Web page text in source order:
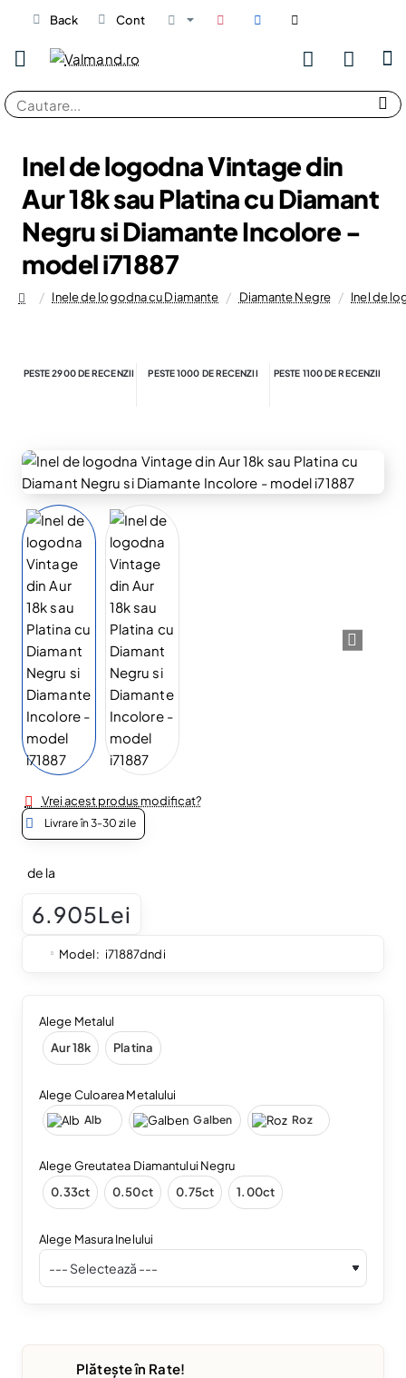
Back Cont
Cautare...
Inel de logodna Vintage din
Aur 18k sau Platina cu Diamant
Negru si Diamante Incolore -
model i71887
Inele de logodna cu Diamante Diamante Negre Inel de
PESTE 2900 DE RECENZII PESTE 1000 DE RECENZII PESTE 1100 DE RECENZII
Vrei acest produs modificat?
Livrare în 3-30 zile
de la
6.905Lei
Model: i71887dndi
Alege Metalul
Aur 18k
Platina
Alege Culoarea Metalului
Alb Galben Roz
Alege Greutatea Diamantului Negru
0.33ct
0.50ct 0.75ct 1.00ct
Alege Masura Inelului
Plătește în Rate!